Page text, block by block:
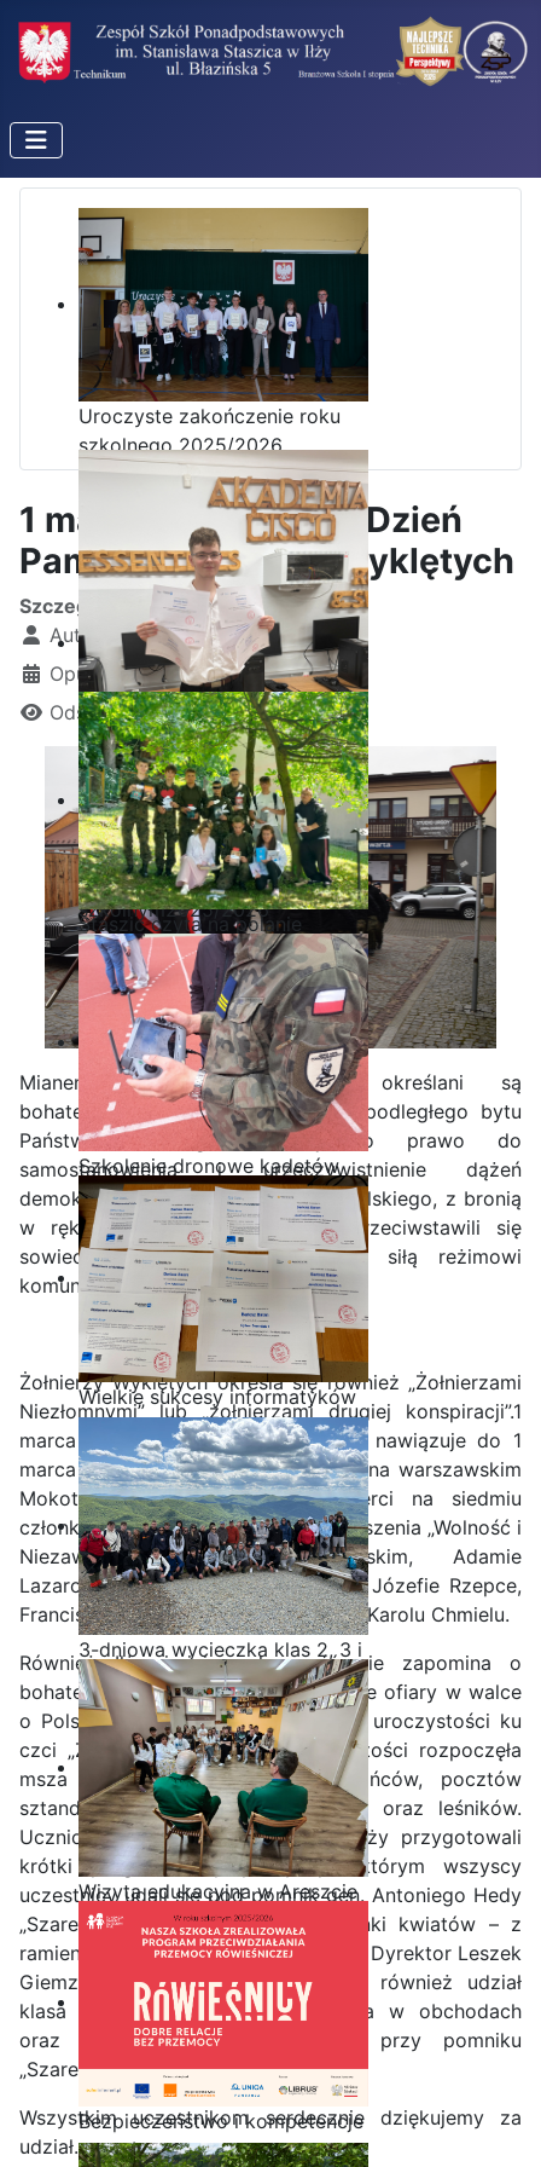
Uroczyste zakończenie roku
szkolnego 2025/2026
Ostatnia garść certyfikatów
Akademii CISCO w roku
szkolnym2025/2026
Staszic czyta na polanie
Szkolenie dronowe kadetów
OPW w Staszicu
Wielkie sukcesy informatyków
ze Staszica w Akademii
CISCO!
3-dniowa wycieczka klas 2, 3 i
4 technikum w Bieszczady
Wizyta edukacyjna w Areszcie
Śledczym w Radomiu
Bezpieczeństwo i kompetencje
uczniów - nasz priorytet
1 marca - Narodowy Dzień
Pamięci Żołnierzy Wyklętych
Szczegóły
Autor:
Kamil Krosta
Opublikowano: 01 marzec 2025
Odsłon: 1411
Mianem Żołnierzy Wyklętych określani są
bohaterowie, „którzy w obronie niepodległego bytu
Państwa Polskiego, walcząc o prawo do
samostanowienia i urzeczywistnienie dążeń
demokratycznych społeczeństwa polskiego, z bronią
w ręku, jak i w inny sposób, przeciwstawili się
sowieckiej agresji i narzuconemu siłą reżimowi
komunistycznemu”.
Żołnierzy Wyklętych określa się również „Żołnierzami
Niezłomnymi” lub „żołnierzami drugiej konspiracji”.1
marca jest datą symboliczną, która nawiązuje do 1
marca 1951 r. Tego dnia w więzieniu na warszawskim
Mokotowie wykonano wyrok śmierci na siedmiu
członkach IV Zarządu Głównego Zrzeszenia „Wolność i
Niezawisłość”: Łukaszu Cieplińskim, Adamie
Lazarowiczu, Mieczysławie Kawalcu, Józefie Rzepce,
Franciszku Błażeju, Józefie Batorym i Karolu Chmielu.
Również Iłża i jej społeczność nie zapomina o
bohaterach którzy ponieśli największe ofiary w walce
o Polskość. 28.02.2025r. odbyły się uroczystości ku
czci „Żołnierzy Wyklętych”. Uroczystości rozpoczęła
msza święta z udziałem mieszkańców, pocztów
sztandarowych szkół, kombatantów oraz leśników.
Uczniowie szkoły podstawowej z Iłży przygotowali
krótki program artystyczny, po którym wszyscy
uczestnicy udali się pod pomnik gen. Antoniego Hedy
„Szarego”. Delegacje złożyły wiązanki kwiatów – z
ramienia naszej szkoły uczynił to Pan Dyrektor Leszek
Giemza. W uroczystościach wzięła również udział
klasa mundurowa, która asystowała w obchodach
oraz wystawiła wartę honorową przy pomniku
„Szarego”.
Wszystkim uczestnikom serdecznie dziękujemy za
udział.